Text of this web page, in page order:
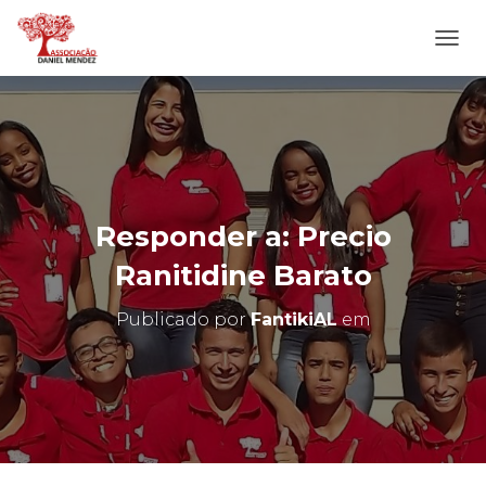
L
T
E
R
N
A
N
A
E
G
O
Responder a: Precio
Ranitidine Barato
Publicado porFantikiALem